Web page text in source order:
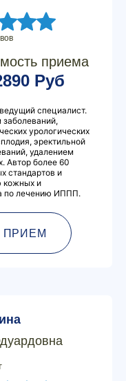
приема
Руб
специалист.
заболеваний,
урологических
эректильной
удалением
Автор более 60
стандартов и
кожных и
по лечению ИППП.
ПРИЕМ